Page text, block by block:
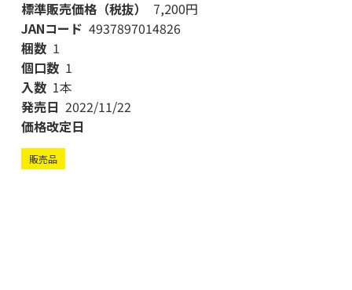
標準販売価格（税抜）
7,200円
JANコード 4937897014826
梱数 1
個口数 1
入数 1本
発売日 2022/11/22
価格改定日
販売品